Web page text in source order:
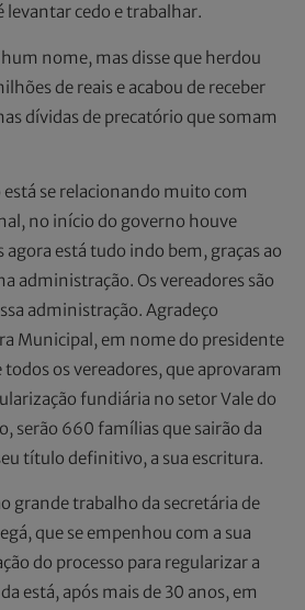
levantar cedo e trabalhar.
nome, mas disse que herdou
de reais e acabou de receber
dívidas de precatório que somam
se relacionando muito com
no início do governo houve
está tudo indo bem, graças ao
administração. Os vereadores são
administração. Agradeço
Municipal, em nome do presidente
todos os vereadores, que aprovaram
fundiária no setor Vale do
serão 660 famílias que sairão da
título definitivo, a sua escritura.
grande trabalho da secretária de
que se empenhou com a sua
do processo para regularizar a
está, após mais de 30 anos, em